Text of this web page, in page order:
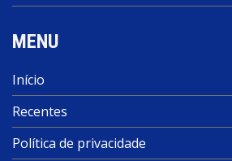
MENU
Início
Recentes
Política de privacidade